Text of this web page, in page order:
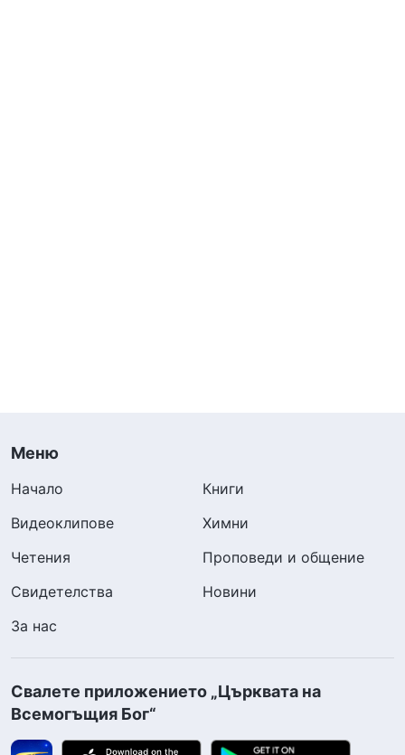
Меню
Начало
Книги
Видеоклипове
Химни
Четения
Проповеди и общение
Свидетелства
Новини
За нас
Свалете приложението „Църквата на
Всемогъщия Бог“